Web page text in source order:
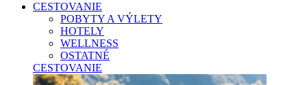
CESTOVANIE
POBYTY A VÝLETY
HOTELY
WELLNESS
OSTATNÉ
CESTOVANIE